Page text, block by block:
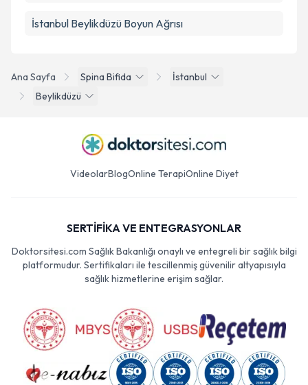
Ana Sayfa Spina Bifida
İstanbul
Beylikdüzü
İstanbul Beylikdüzü Boyun Ağrısı
VideolarBlogOnline TerapiOnline Diyet
SERTİFİKA VE ENTEGRASYONLAR
Doktorsitesi.com Sağlık Bakanlığı onaylı ve entegreli bir sağlık bilgi
platformudur. Sertifikaları ile tescillenmiş güvenilir altyapısıyla
sağlık hizmetlerine erişim sağlar.